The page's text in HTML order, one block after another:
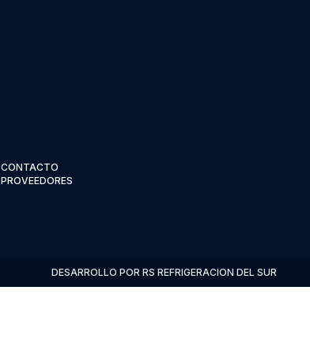
CONTACTO
PROVEEDORES
DESARROLLO POR RS REFRIGERACION DEL SUR